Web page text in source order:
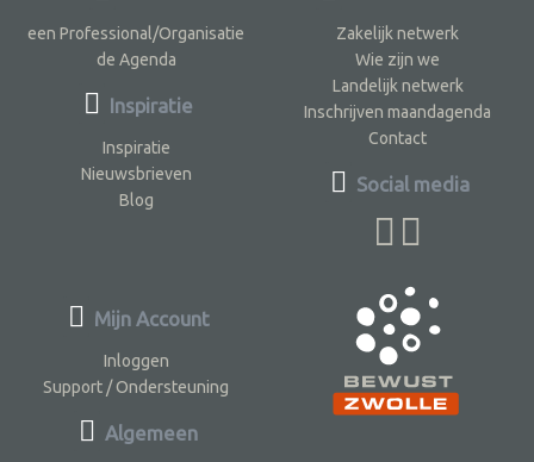
een Professional/Organisatie
de Agenda
Inspiratie
Inspiratie
Nieuwsbrieven
Blog
Zakelijk netwerk
Wie zijn we
Landelijk netwerk
Inschrijven maandagenda
Contact
Social media
Mijn Account
Inloggen
Support / Ondersteuning
Algemeen